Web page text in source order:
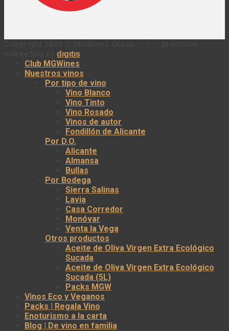
dıgıtıs
Club MGWines
Nuestros vinos
Por tipo de vino
Vino Blanco
Vino Tinto
Vino Rosado
Vinos de autor
Fondillón de Alicante
Por D.O.
Alicante
Almansa
Bullas
Por Bodega
Sierra Salinas
Lavia
Casa Corredor
Monóvar
Venta la Vega
Otros productos
Aceite de Oliva Virgen Extra Ecológico
Sucada
Aceite de Oliva Virgen Extra Ecológico
Sucada (5L)
Packs MGW
Vinos Eco y Veganos
Packs | Regala Vino
Enoturismo a la carta
Blog | De vino en familia